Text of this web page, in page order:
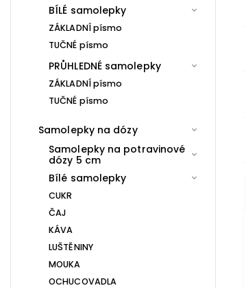
BÍLÉ samolepky
ZÁKLADNÍ písmo
TUČNÉ písmo
PRŮHLEDNÉ samolepky
ZÁKLADNÍ písmo
TUČNÉ písmo
Samolepky na dózy
Samolepky na potravinové
dózy 5 cm
Bílé samolepky
CUKR
ČAJ
KÁVA
LUŠTĚNINY
MOUKA
OCHUCOVADLA